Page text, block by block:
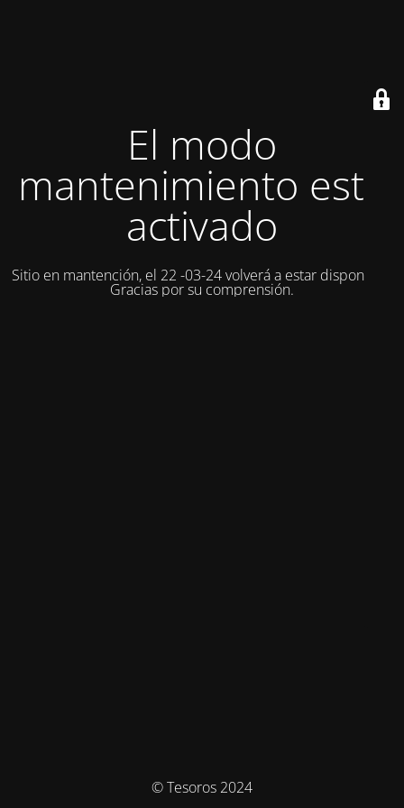
El modo
mantenimiento está
activado
Sitio en mantención, el 22 -03-24 volverá a estar disponible.
Gracias por su comprensión.
© Tesoros 2024